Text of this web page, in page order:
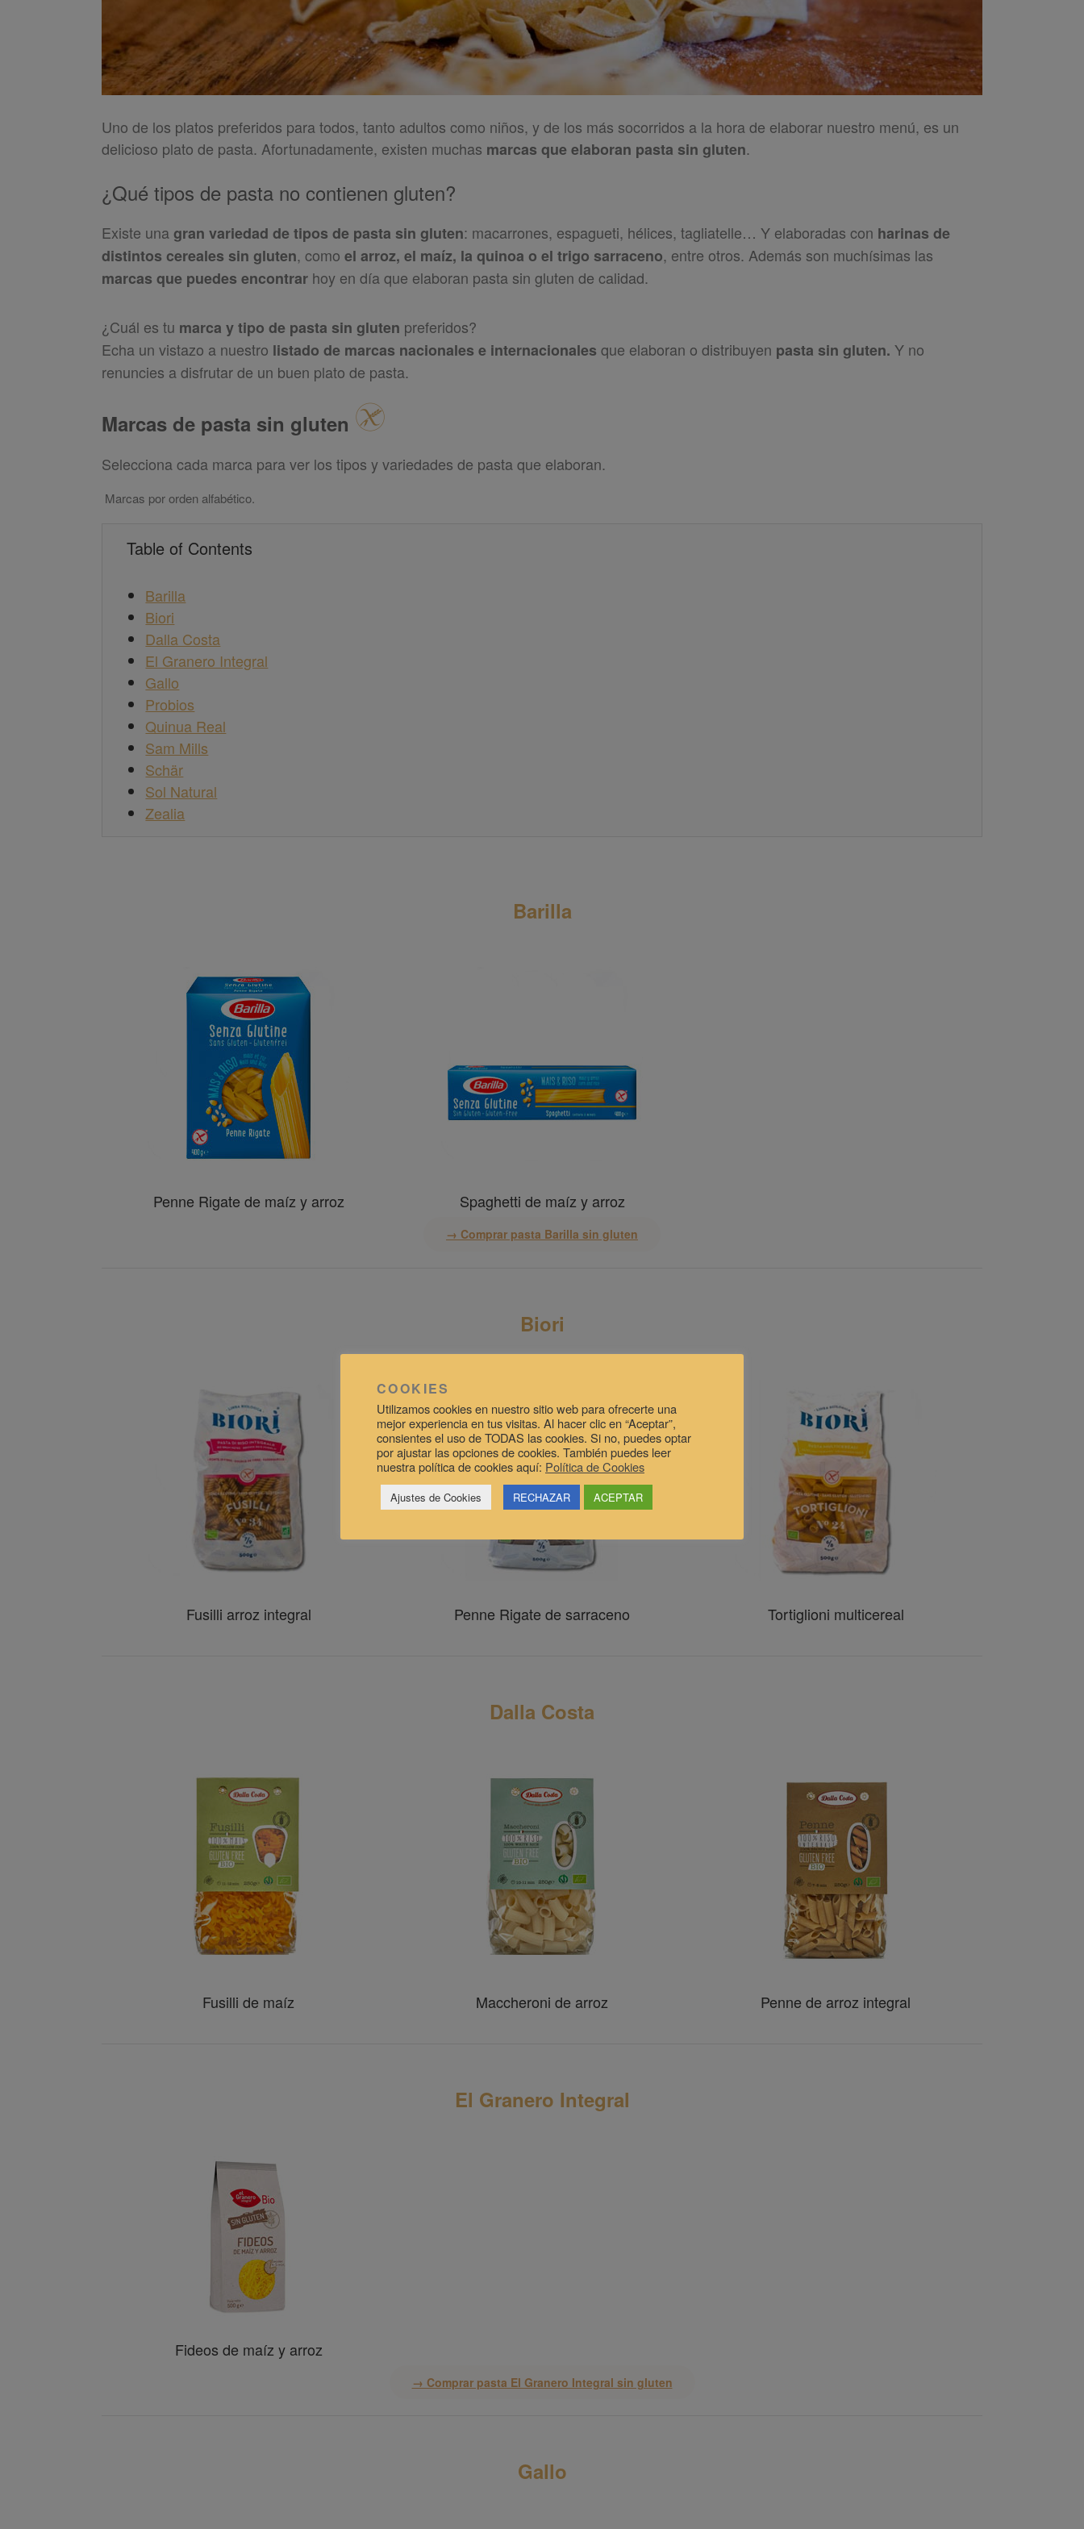
Uno de los platos preferidos para todos, tanto adultos como niños, y de los más socorridos a la hora de elaborar nuestro menú, es un
delicioso plato de pasta. Afortunadamente, existen muchas marcas que elaboran pasta sin gluten.
¿Qué tipos de pasta no contienen gluten?
Existe una gran variedad de tipos de pasta sin gluten: macarrones, espagueti, hélices, tagliatelle… Y elaboradas con harinas de
distintos cereales sin gluten, como el arroz, el maíz, la quinoa o el trigo sarraceno, entre otros. Además son muchísimas las
marcas que puedes encontrar hoy en día que elaboran pasta sin gluten de calidad.
¿Cuál es tu marca y tipo de pasta sin gluten preferidos?
Echa un vistazo a nuestro listado de marcas nacionales e internacionales que elaboran o distribuyen pasta sin gluten. Y no
renuncies a disfrutar de un buen plato de pasta.
Marcas de pasta sin gluten
Selecciona cada marca para ver los tipos y variedades de pasta que elaboran.
Marcas por orden alfabético.
Table of Contents
Barilla
Biori
Dalla Costa
El Granero Integral
Gallo
Probios
Quinua Real
Sam Mills
Schär
Sol Natural
Zealia
Barilla
Penne Rigate de maíz y arroz Spaghetti de maíz y arroz
→ Comprar pasta Barilla sin gluten
Biori
Fusilli arroz integral Penne Rigate de sarraceno Tortiglioni multicereal
Dalla Costa
Fusilli de maíz Maccheroni de arroz Penne de arroz integral
El Granero Integral
Fideos de maíz y arroz
→ Comprar pasta El Granero Integral sin gluten
Gallo
COOKIES
Utilizamos cookies en nuestro sitio web para ofrecerte una
mejor experiencia en tus visitas. Al hacer clic en “Aceptar”,
consientes el uso de TODAS las cookies. Si no, puedes optar
por ajustar las opciones de cookies. También puedes leer
nuestra política de cookies aquí: Política de Cookies
Ajustes de Cookies RECHAZAR ACEPTAR